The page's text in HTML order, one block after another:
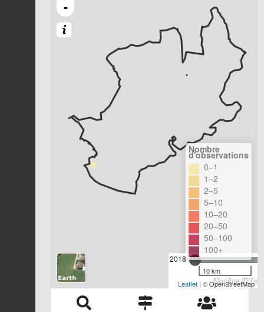
-
2018
Nombre
Nombre
d'observations
0–1
1–2
2–5
5–10
10–20
20–50
50–100
100+
10 km
Leaflet | © OpenStreetMap